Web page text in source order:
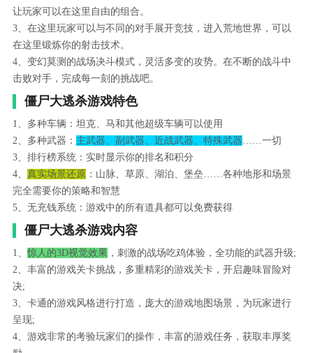
让玩家可以在这里自由的组合。
3、在这里玩家可以与不同的对手展开竞技，进入荒地世界，可以
在这里锻炼你的射击技术。
4、变幻莫测的战场决斗模式，灵活多变的攻势。在不断的战斗中
击败对手，完成每一刻的挑战吧。
僵尸大逃杀游戏特色
1、多种车辆：坦克、马和其他超级车辆可以使用
2、多种武器： 主武器、副武器、近战武器、特殊武器……一切
3、排行榜系统：实时显示你的排名和积分
4、 真实场景还原 ：山脉、草原、湖泊、堡垒……各种地形和场景
完全需要你的策略和智慧
5、无充钱系统：游戏中的所有道具都可以免费获得
僵尸大逃杀游戏内容
1、惊人的3D视觉效果 ，刺激的战场吃鸡体验，全功能的武器升级;
2、丰富的游戏关卡挑战，多重精彩的游戏关卡，开启趣味冒险对
决;
3、卡通的游戏风格进行打造，庞大的游戏地图场景，为玩家进行
呈现;
4、游戏非常的考验玩家们的操作，丰富的游戏任务，获取丰厚奖